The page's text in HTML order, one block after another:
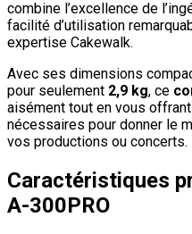
combine l’excellence de
facilité d’utilisation
expertise Cakewalk.
Avec ses dimensions
pour seulement 2,9 kg, ce
aisément tout en vous
nécessaires pour donner le
vos productions ou concerts.
Caractéristiques
A-300PRO